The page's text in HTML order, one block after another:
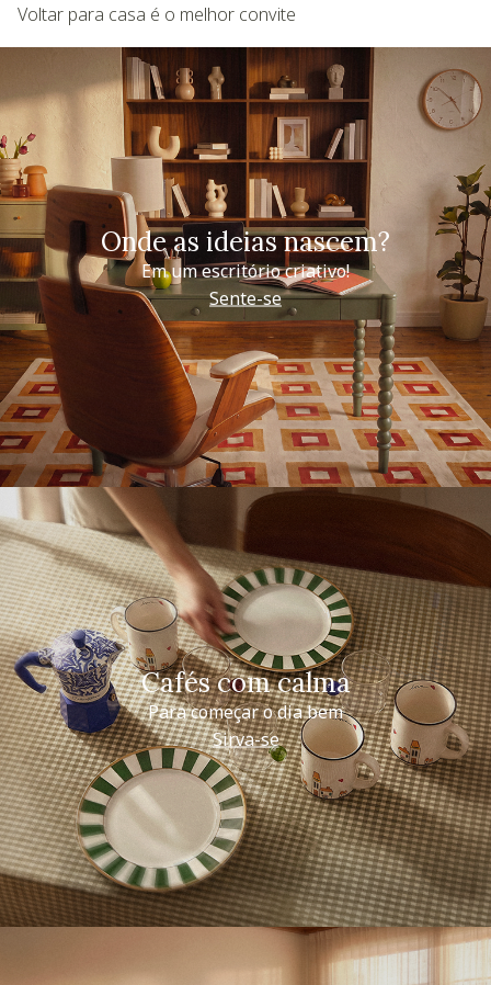
Voltar para casa é o melhor convite
Onde as ideias nascem?
Em um escritório criativo!
Sente-se
Cafés com calma
Para começar o dia bem
Sirva-se